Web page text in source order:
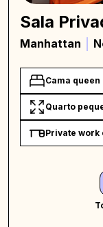
Sala
Manhattan
Cama
Quarto
Private work